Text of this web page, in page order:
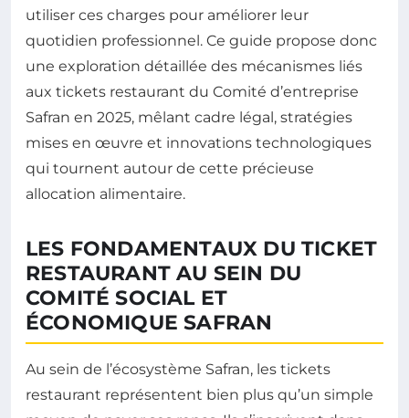
utiliser ces charges pour améliorer leur
quotidien professionnel. Ce guide propose donc
une exploration détaillée des mécanismes liés
aux tickets restaurant du Comité d’entreprise
Safran en 2025, mêlant cadre légal, stratégies
mises en œuvre et innovations technologiques
qui tournent autour de cette précieuse
allocation alimentaire.
LES FONDAMENTAUX DU TICKET
RESTAURANT AU SEIN DU
COMITÉ SOCIAL ET
ÉCONOMIQUE SAFRAN
Au sein de l’écosystème Safran, les tickets
restaurant représentent bien plus qu’un simple